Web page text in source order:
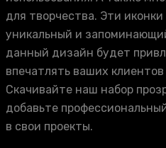
для творчества. Эти
уникальный и
данный дизайн будет
впечатлять ваших
Скачивайте наш набор
добавьте
в свои проекты.